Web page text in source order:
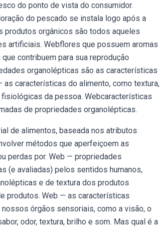
do ponto de vista do consumidor.
do pescado se instala logo após a
produtos orgânicos são todos aqueles
artificiais. Webflores que possuem aromas
contribuem para sua reprodução
organolépticas são as características
características do alimento, como textura,
da pessoa. Webcaracterísticas
de propriedades organolépticas.
de alimentos, baseada nos atributos
métodos que aperfeiçoem as
perdas por. Web — propriedades
(e avaliadas) pelos sentidos humanos,
e de textura dos produtos
produtos. Web — as características
órgãos sensoriais, como a visão, o
odor, textura, brilho e som. Mas qual é a